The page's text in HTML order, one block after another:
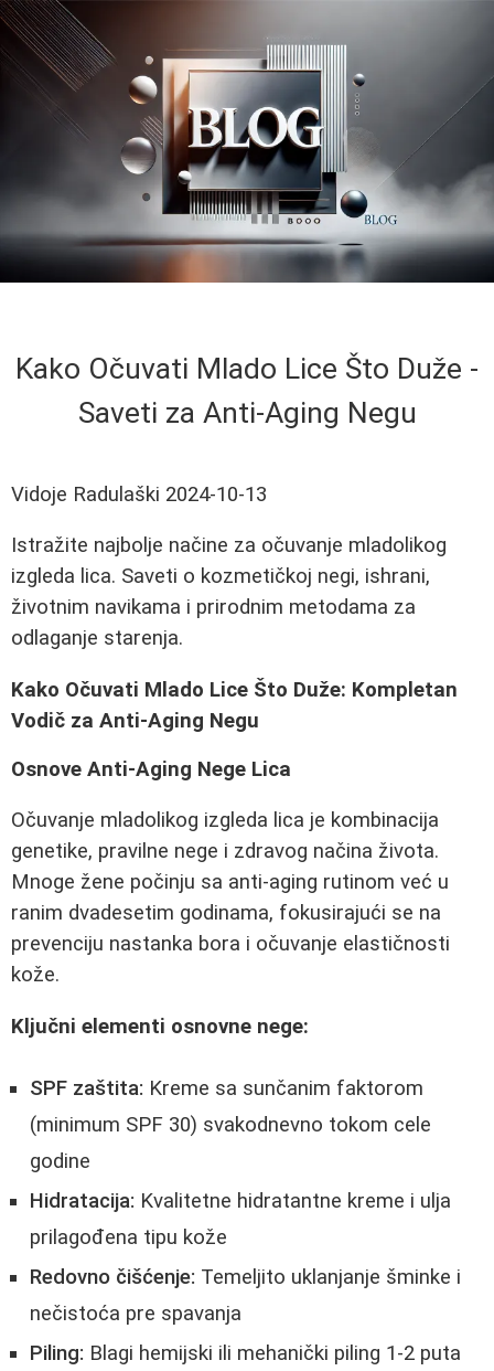
Kako Očuvati Mlado Lice Što Duže -
Saveti za Anti-Aging Negu
Vidoje Radulaški 2024-10-13
Istražite najbolje načine za očuvanje mladolikog
izgleda lica. Saveti o kozmetičkoj negi, ishrani,
životnim navikama i prirodnim metodama za
odlaganje starenja.
Kako Očuvati Mlado Lice Što Duže: Kompletan
Vodič za Anti-Aging Negu
Osnove Anti-Aging Nege Lica
Očuvanje mladolikog izgleda lica je kombinacija
genetike, pravilne nege i zdravog načina života.
Mnoge žene počinju sa anti-aging rutinom već u
ranim dvadesetim godinama, fokusirajući se na
prevenciju nastanka bora i očuvanje elastičnosti
kože.
Ključni elementi osnovne nege:
SPF zaštita: Kreme sa sunčanim faktorom
(minimum SPF 30) svakodnevno tokom cele
godine
Hidratacija: Kvalitetne hidratantne kreme i ulja
prilagođena tipu kože
Redovno čišćenje: Temeljito uklanjanje šminke i
nečistoća pre spavanja
Piling: Blagi hemijski ili mehanički piling 1-2 puta